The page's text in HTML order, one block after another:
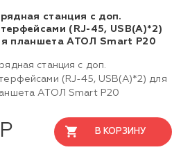
станция с доп.
(RJ-45, USB(A)*2)
планшета АТОЛ Smart P20
станция с доп.
(RJ-45, USB(A)*2) для
АТОЛ Smart P20
В КОРЗИНУ